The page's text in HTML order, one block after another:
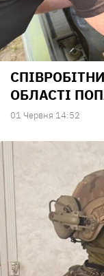
ОБЛАСТІ
01 Червня 14:52